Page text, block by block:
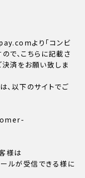
より「コンビ
で、こちらに記載さ
済をお願い致しま
、以下のサイトでご
様は
ルが受信できる様に